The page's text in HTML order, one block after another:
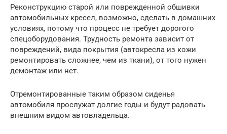
Реконструкцию старой или поврежденной обшивки
автомобильных кресел, возможно, сделать в домашних
условиях, потому что процесс не требует дорогого
спецоборудования. Трудность ремонта зависит от
повреждений, вида покрытия (автокресла из кожи
ремонтировать сложнее, чем из ткани), от того нужен
демонтаж или нет.
Отремонтированные таким образом сиденья
автомобиля прослужат долгие годы и будут радовать
внешним видом автовладельца.